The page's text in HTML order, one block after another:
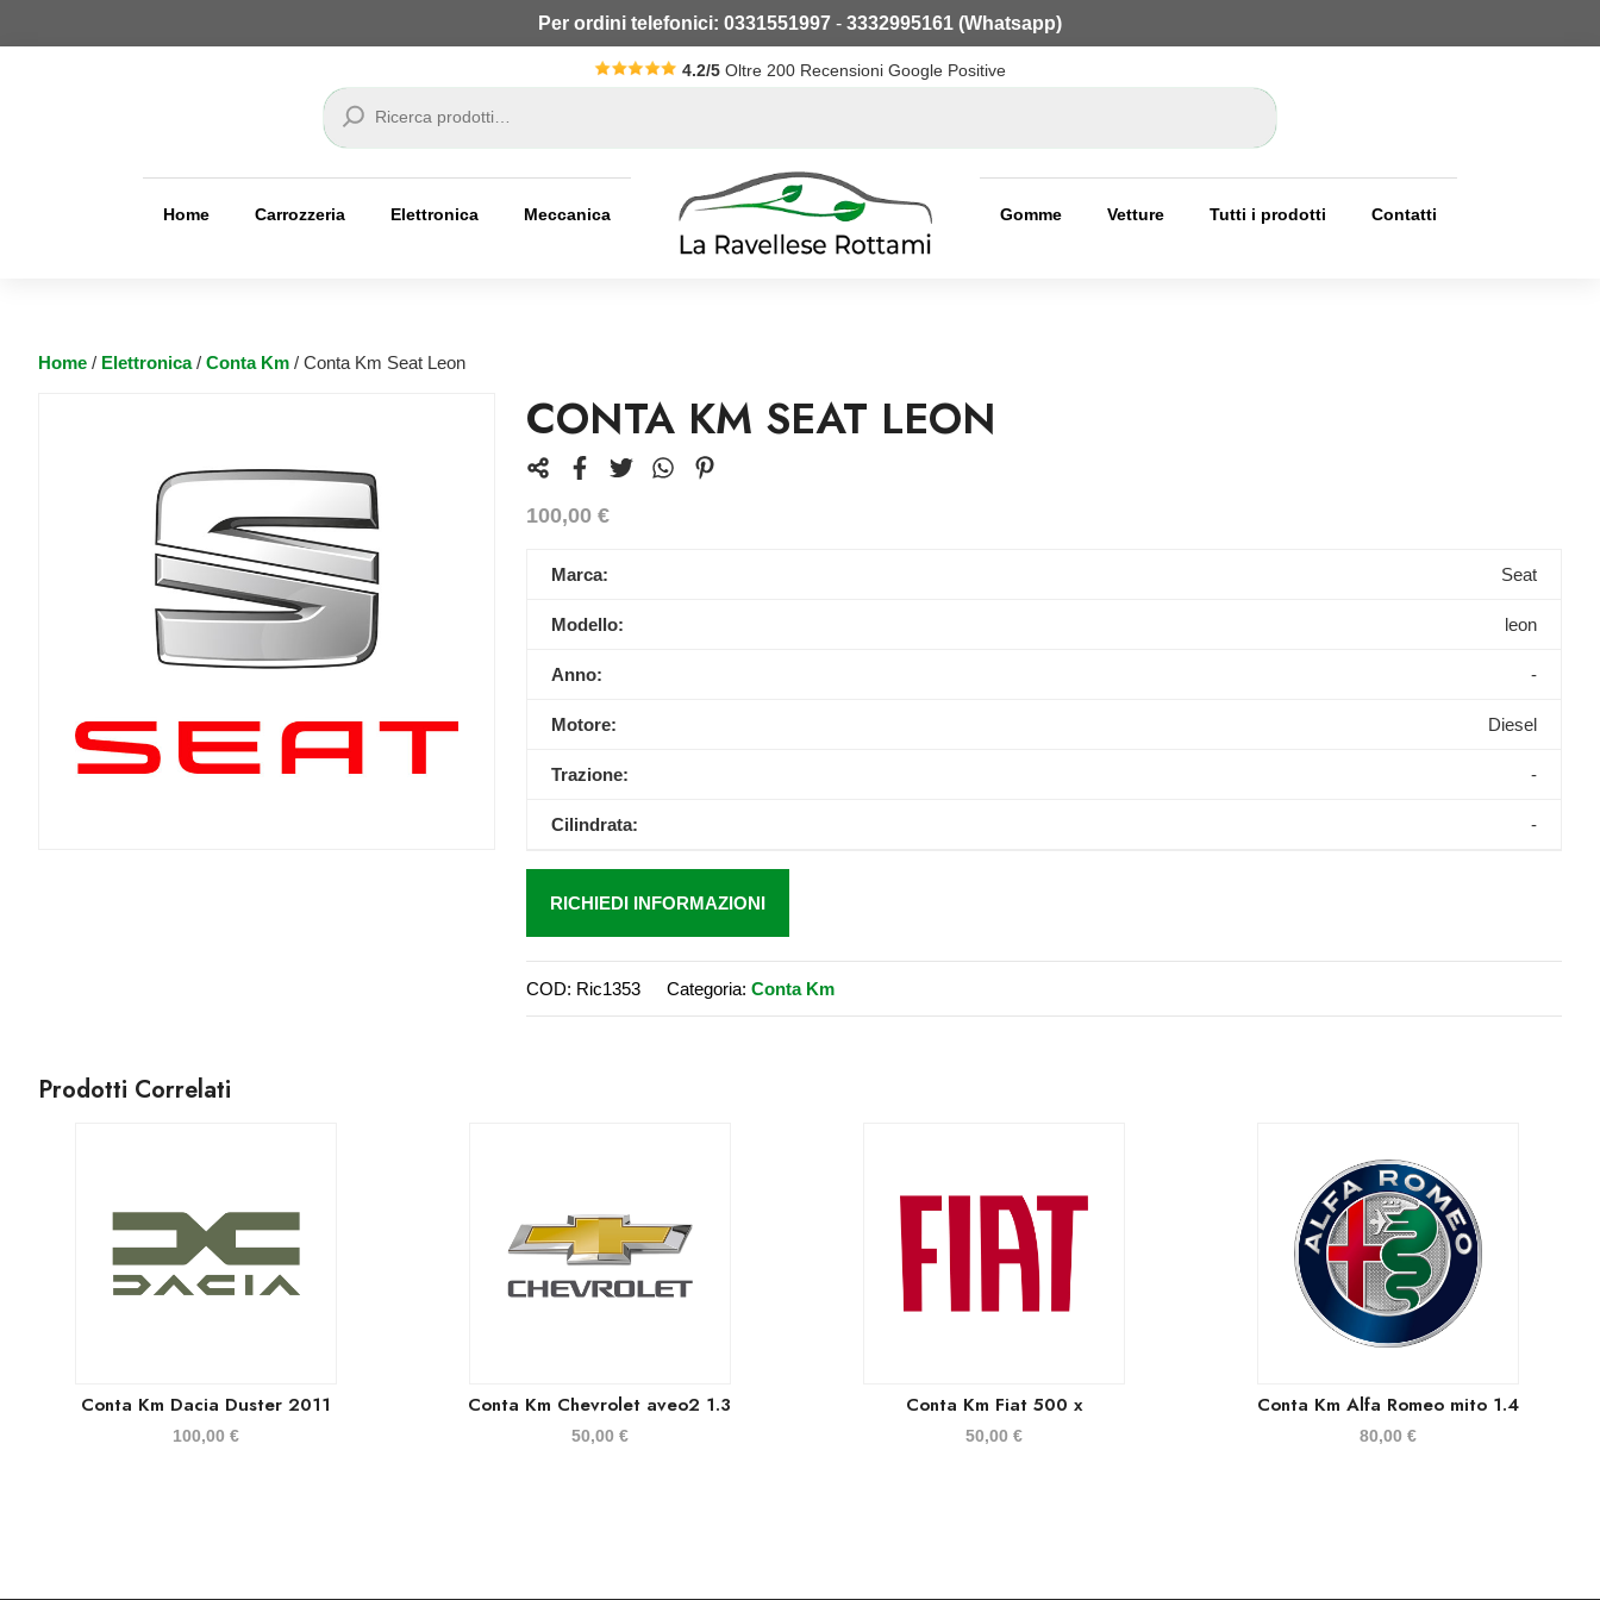
Per ordini telefonici: 0331551997 - 3332995161 (Whatsapp)
4.2/5 Oltre 200 Recensioni Google Positive
Cerca
Home Carrozzeria Elettronica Meccanica Gomme Vetture Tutti i prodotti Contatti
Home / Elettronica/ Conta Km / Conta Km Seat Leon
CONTA KM SEAT LEON
100,00 €
Marca: Seat
Modello: leon
Anno: -
Motore: Diesel
Trazione: -
Cilindrata: -
RICHIEDI INFORMAZIONI
COD: Ric1353 Categoria: Conta Km
Prodotti Correlati
Conta Km Dacia Duster 2011
100,00€
Conta Km Chevrolet aveo2 1.3
50,00 €
Conta Km Fiat 500 x
50,00 €
Conta Km Alfa Romeo mito 1.4
80,00 €